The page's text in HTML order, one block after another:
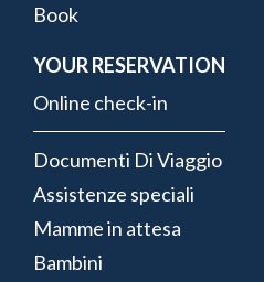
Book
YOUR RESERVATION
Online check-in
Documenti Di Viaggio
Assistenze speciali
Mamme in attesa
Bambini